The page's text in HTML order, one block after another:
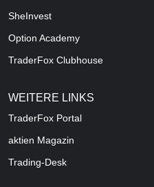
SheInvest
Option Academy
TraderFox Clubhouse
WEITERE LINKS
TraderFox Portal
aktien Magazin
Trading-Desk